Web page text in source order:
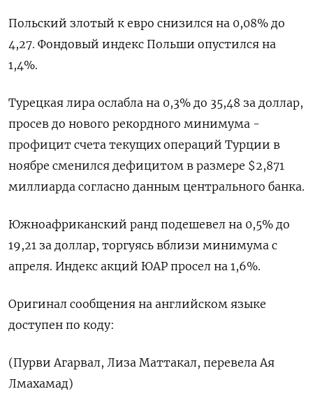
Польский злотый к евро снизился на 0,08% до
4,27. Фондовый индекс Польши опустился на
1,4%.
Турецкая лира ослабла на 0,3% до 35,48 за доллар,
просев до нового рекордного минимума -
профицит счета текущих операций Турции в
ноябре сменился дефицитом в размере $2,871
миллиарда согласно данным центрального банка.
Южноафриканский ранд подешевел на 0,5% до
19,21 за доллар, торгуясь вблизи минимума с
апреля. Индекс акций ЮАР просел на 1,6%.
Оригинал сообщения на английском языке
доступен по коду:
(Пурви Агарвал, Лиза Маттакал, перевела Ая
Лмахамад)